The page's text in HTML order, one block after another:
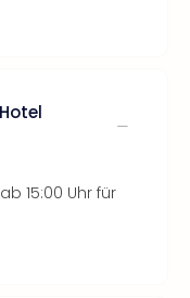
15:00 Uhr für